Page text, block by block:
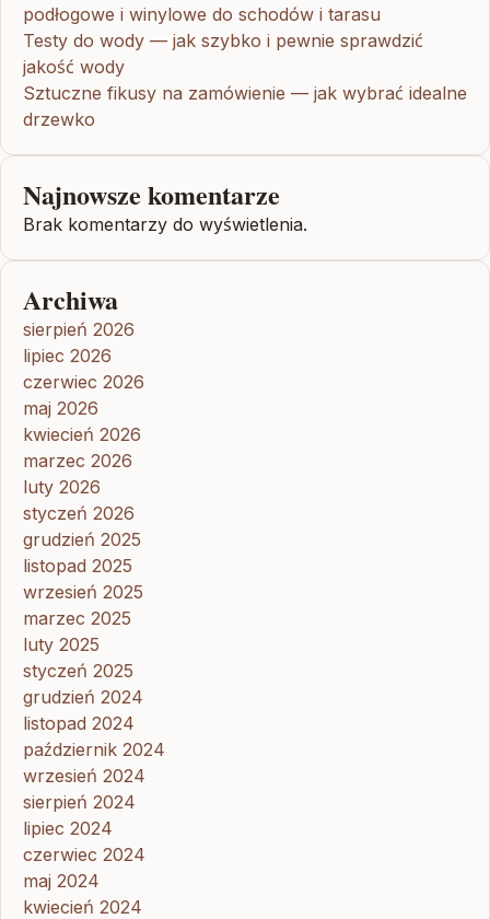
podłogowe i winylowe do schodów i tarasu
Testy do wody — jak szybko i pewnie sprawdzić
jakość wody
Sztuczne fikusy na zamówienie — jak wybrać idealne
drzewko
Najnowsze komentarze
Brak komentarzy do wyświetlenia.
Archiwa
sierpień 2026
lipiec 2026
czerwiec 2026
maj 2026
kwiecień 2026
marzec 2026
luty 2026
styczeń 2026
grudzień 2025
listopad 2025
wrzesień 2025
marzec 2025
luty 2025
styczeń 2025
grudzień 2024
listopad 2024
październik 2024
wrzesień 2024
sierpień 2024
lipiec 2024
czerwiec 2024
maj 2024
kwiecień 2024